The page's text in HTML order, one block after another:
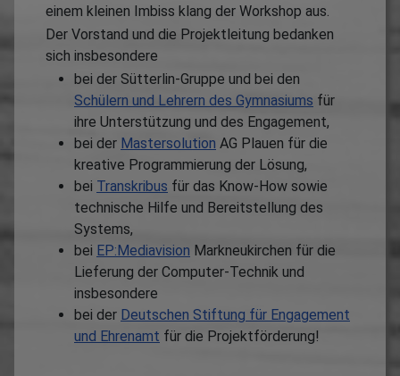
einem kleinen Imbiss klang der Workshop aus.
Der Vorstand und die Projektleitung bedanken
sich insbesondere
bei der Sütterlin-Gruppe und bei den
Schülern und Lehrern des Gymnasiums für
ihre Unterstützung und des Engagement,
bei der Mastersolution AG Plauen für die
kreative Programmierung der Lösung,
bei Transkribus für das Know-How sowie
technische Hilfe und Bereitstellung des
Systems,
bei EP:Mediavision Markneukirchen für die
Lieferung der Computer-Technik und
insbesondere
bei der Deutschen Stiftung für Engagement
und Ehrenamt für die Projektförderung!